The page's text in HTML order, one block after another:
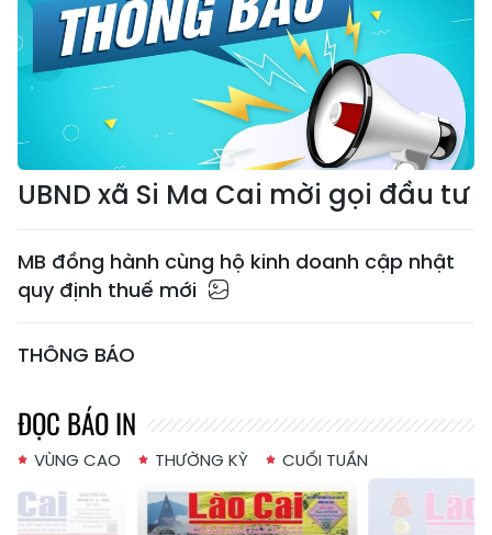
UBND xã Si Ma Cai mời gọi đầu tư
MB đồng hành cùng hộ kinh doanh cập nhật
quy định thuế mới
THÔNG BÁO
ĐỌC BÁO IN
VÙNG CAO THƯỜNG KỲ CUỐI TUẦN